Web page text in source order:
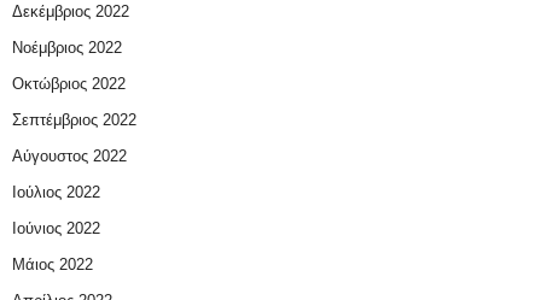
Δεκέμβριος 2022
Νοέμβριος 2022
Οκτώβριος 2022
Σεπτέμβριος 2022
Αύγουστος 2022
Ιούλιος 2022
Ιούνιος 2022
Μάιος 2022